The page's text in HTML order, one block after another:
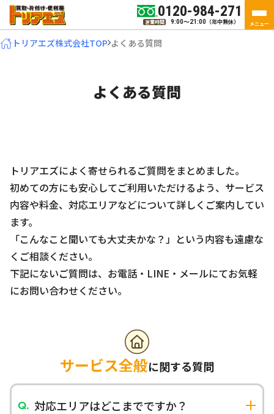
0120-984-271
営業時間 9:00～21:00 （年中無休） メニュー
トリアエズ株式会社TOP よくある質問
よくある質問
トリアエズによく寄せられるご質問をまとめました。
初めての方にも安心してご利用いただけるよう、サービス
内容や料金、対応エリアなどについて詳しくご案内してい
ます。
「こんなこと聞いても大丈夫かな？」という内容も遠慮な
くご相談ください。
下記にないご質問は、お電話・LINE・メールにてお気軽
にお問い合わせください。
サービス全般に関する質問
対応エリアはどこまでですか？